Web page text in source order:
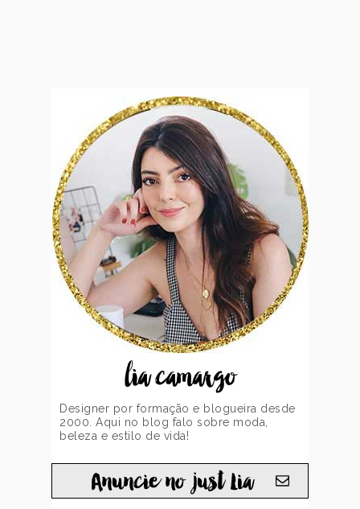
lia camargo
Designer por formação e blogueira desde
2000. Aqui no blog falo sobre moda,
beleza e estilo de vida!
Anuncie no just Lia